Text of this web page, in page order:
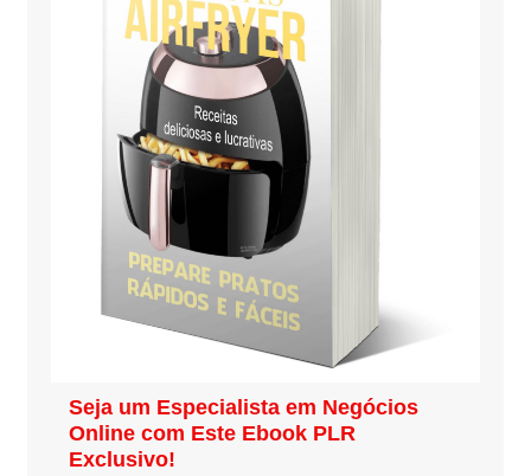
Seja um Especialista em Negócios
Online com Este Ebook PLR
Exclusivo!